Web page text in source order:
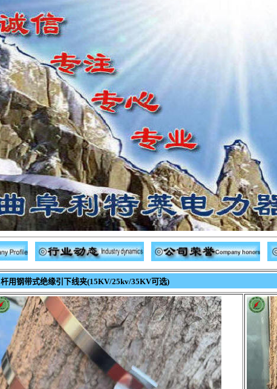
杆用钢带式绝缘引下线夹(15KV/25kv/35KV可选)